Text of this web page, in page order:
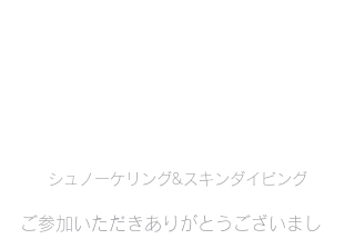
シュノーケリング&スキンダイビング
ご参加いただきありがとうございまし